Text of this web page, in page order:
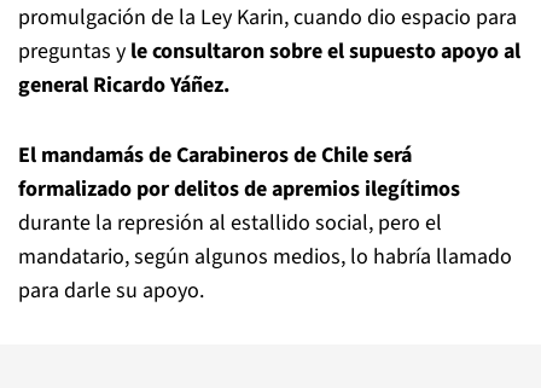
promulgación de la Ley Karin, cuando dio espacio para
preguntas y le consultaron sobre el supuesto apoyo al
general Ricardo Yáñez.
El mandamás de Carabineros de Chile será
formalizado por delitos de apremios ilegítimos
durante la represión al estallido social, pero el
mandatario, según algunos medios, lo habría llamado
para darle su apoyo.